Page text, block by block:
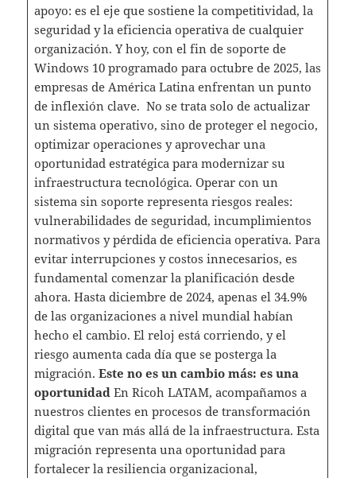
apoyo: es el eje que sostiene la competitividad, la
seguridad y la eficiencia operativa de cualquier
organización. Y hoy, con el fin de soporte de
Windows 10 programado para octubre de 2025, las
empresas de América Latina enfrentan un punto
de inflexión clave. No se trata solo de actualizar
un sistema operativo, sino de proteger el negocio,
optimizar operaciones y aprovechar una
oportunidad estratégica para modernizar su
infraestructura tecnológica. Operar con un
sistema sin soporte representa riesgos reales:
vulnerabilidades de seguridad, incumplimientos
normativos y pérdida de eficiencia operativa. Para
evitar interrupciones y costos innecesarios, es
fundamental comenzar la planificación desde
ahora. Hasta diciembre de 2024, apenas el 34.9%
de las organizaciones a nivel mundial habían
hecho el cambio. El reloj está corriendo, y el
riesgo aumenta cada día que se posterga la
migración. Este no es un cambio más: es una
oportunidad En Ricoh LATAM, acompañamos a
nuestros clientes en procesos de transformación
digital que van más allá de la infraestructura. Esta
migración representa una oportunidad para
fortalecer la resiliencia organizacional,